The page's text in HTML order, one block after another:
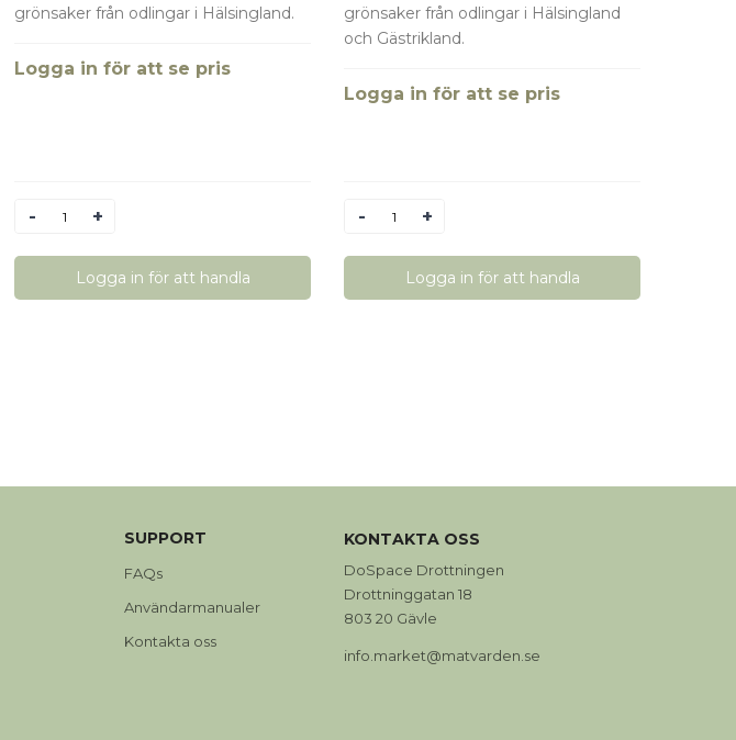
grönsaker från odlingar i Hälsingland.
Logga in för att se pris
Antal
Logga in för att handla
grönsaker från odlingar i Hälsingland
och Gästrikland.
Logga in för att se pris
Antal
Logga in för att handla
SUPPORT
FAQs
Användarmanualer
Kontakta oss
KONTAKTA OSS
DoSpace Drottningen
Drottninggatan 18
803 20 Gävle
info.market@matvarden.se